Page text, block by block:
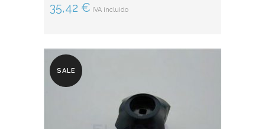
35,42 € IVA incluido
SALE